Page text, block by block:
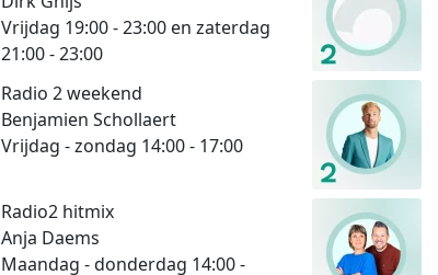
Vrijdag 19:00 - 23:00 en zaterdag
21:00 - 23:00
Radio 2 weekend
Benjamien Schollaert
Vrijdag - zondag 14:00 - 17:00
Radio2 hitmix
Anja Daems
Maandag - donderdag 14:00 -